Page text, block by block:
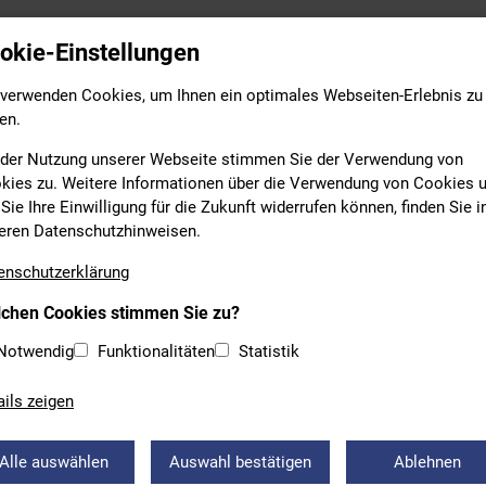
Leistungs- & Wettkampfsport
DER
die entsprechenden Kaderlisten: Landeskader 2021/22
mit Bestandsschutz.
Einstellungen
Cookies, um Ihnen ein optimales Webseiten-Erlebnis zu
Nutzung unserer Webseite stimmen Sie der Verwendung von
zu. Weitere Informationen über die Verwendung von Cookies
Ihre Einwilligung für die Zukunft widerrufen können, finden Sie
Datenschutzhinweisen.
Cookies stimmen Sie zu?
Funktionalitäten Statistik
zeigen
Alle auswählen Auswahl bestätigen Ablehnen